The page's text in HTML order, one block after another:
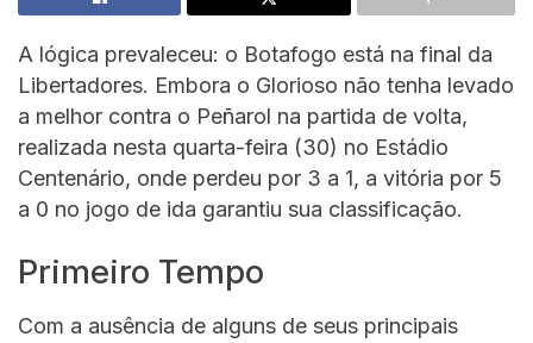
A lógica prevaleceu: o Botafogo está na final da
Libertadores. Embora o Glorioso não tenha levado
a melhor contra o Peñarol na partida de volta,
realizada nesta quarta-feira (30) no Estádio
Centenário, onde perdeu por 3 a 1, a vitória por 5
a 0 no jogo de ida garantiu sua classificação.
Primeiro Tempo
Com a ausência de alguns de seus principais